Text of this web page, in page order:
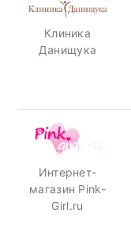
Клиника
Данищука
Интернет-
магазин Pink-
Girl.ru